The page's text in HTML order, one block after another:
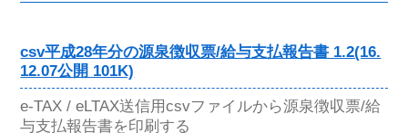
csv平成28年分の源泉徴収票/給与支払報告書 1.2(16.
12.07公開 101K)
e-TAX / eLTAX送信用csvファイルから源泉徴収票/給
与支払報告書を印刷する